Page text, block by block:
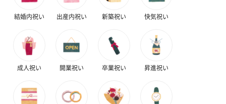
ハンドクリーム3本セッ
シャワージェル＆ハン
結婚内祝い 出産内祝い 新築祝い 快気祝い
成人祝い 開業祝い 卒業祝い 昇進祝い